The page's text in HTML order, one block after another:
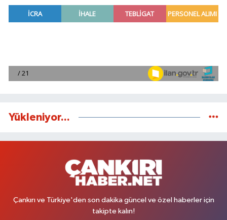
Yükleniyor...
Çankırı ve Türkiye'den son dakika güncel ve özel haberler için
takipte kalın!